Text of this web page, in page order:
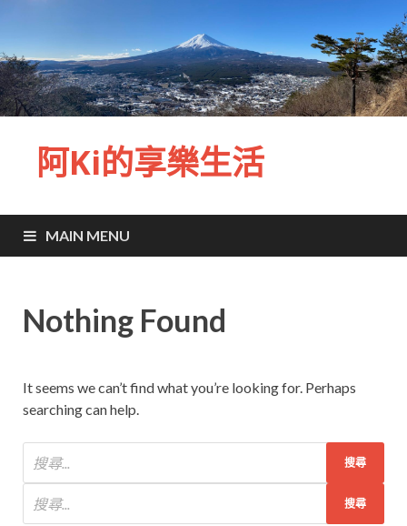
阿Ki的享樂生活
MAIN MENU
Nothing Found
It seems we can’t find what you’re looking for. Perhaps
searching can help.